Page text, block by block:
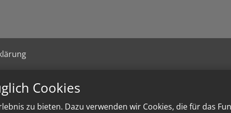
Cookies
zu bieten. Dazu verwenden wir Cookies, die für das